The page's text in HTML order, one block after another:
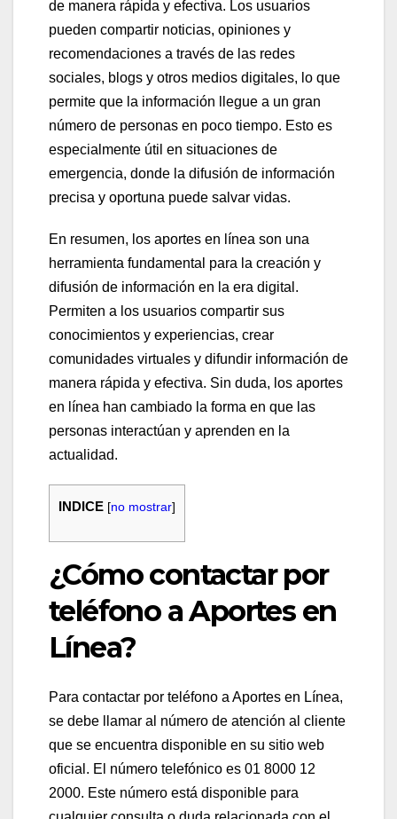
de manera rápida y efectiva. Los usuarios
pueden compartir noticias, opiniones y
recomendaciones a través de las redes
sociales, blogs y otros medios digitales, lo que
permite que la información llegue a un gran
número de personas en poco tiempo. Esto es
especialmente útil en situaciones de
emergencia, donde la difusión de información
precisa y oportuna puede salvar vidas.
En resumen, los aportes en línea son una
herramienta fundamental para la creación y
difusión de información en la era digital.
Permiten a los usuarios compartir sus
conocimientos y experiencias, crear
comunidades virtuales y difundir información de
manera rápida y efectiva. Sin duda, los aportes
en línea han cambiado la forma en que las
personas interactúan y aprenden en la
actualidad.
INDICE [no mostrar]
¿Cómo contactar por
teléfono a Aportes en
Línea?
Para contactar por teléfono a Aportes en Línea,
se debe llamar al número de atención al cliente
que se encuentra disponible en su sitio web
oficial. El número telefónico es 01 8000 12
2000. Este número está disponible para